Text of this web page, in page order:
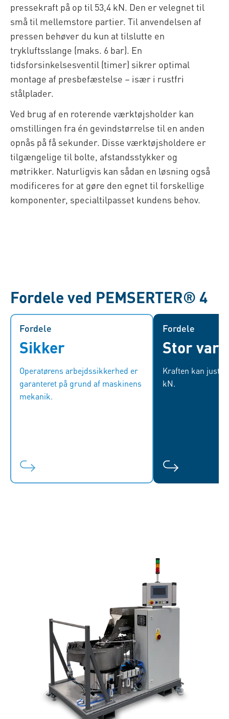
pressekraft på op til 53,4 kN. Den er velegnet til
små til mellemstore partier. Til anvendelsen af
pressen behøver du kun at tilslutte en
trykluftsslange (maks. 6 bar). En
tidsforsinkelsesventil (timer) sikrer optimal
montage af presbefæstelse – især i rustfri
stålplader.
Ved brug af en roterende værktøjsholder kan
omstillingen fra én gevindstørrelse til en anden
opnås på få sekunder. Disse værktøjsholdere er
tilgængelige til bolte, afstandsstykker og
møtrikker. Naturligvis kan sådan en løsning også
modificeres for at gøre den egnet til forskellige
komponenter, specialtilpasset kundens behov.
Fordele ved PEMSERTER® 4
Fordele
Sikker
Operatørens arbejdssikkerhed er
garanteret på grund af maskinens
mekanik.
Pressestemplet sænkes af sin
Pladetykkelse og højden på
befæstelsen er forudindstillet.
Processen starter først, når
Fordele
Stor
Kraften kan
kN.